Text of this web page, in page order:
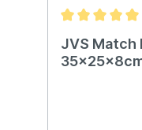
JVS Match